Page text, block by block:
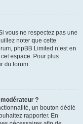
vous ne respectez pas une
noter que cette
phpBB Limited n’est en
espace. Pour plus
du forum.
?
un bouton dédié
rapporter. En